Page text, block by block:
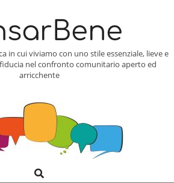
in cui viviamo con uno stile essenziale, lieve e
nel confronto comunitario aperto ed
arricchente
Search